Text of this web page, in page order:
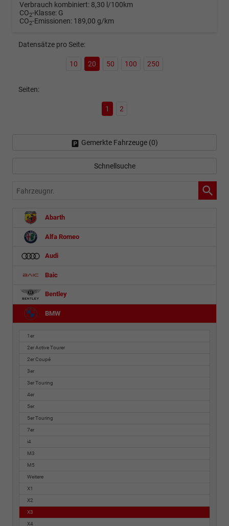
Verbrauch kombiniert: 8,30 l/100km
CO2-Klasse: G
CO2-Emissionen: 189,00 g/km
Datensätze pro Seite:
10 20 50 100 250
Seiten:
1 2
Gemerkte Fahrzeuge (0)
Schnellsuche
Fahrzeugnr.
Abarth
Alfa Romeo
Audi
Baic
Bentley
BMW
1er
2er Active Tourer
2er Coupé
3er
3er Touring
4er
5er
5er Touring
7er
i4
M3
M5
Weitere
X1
X2
X3
X4